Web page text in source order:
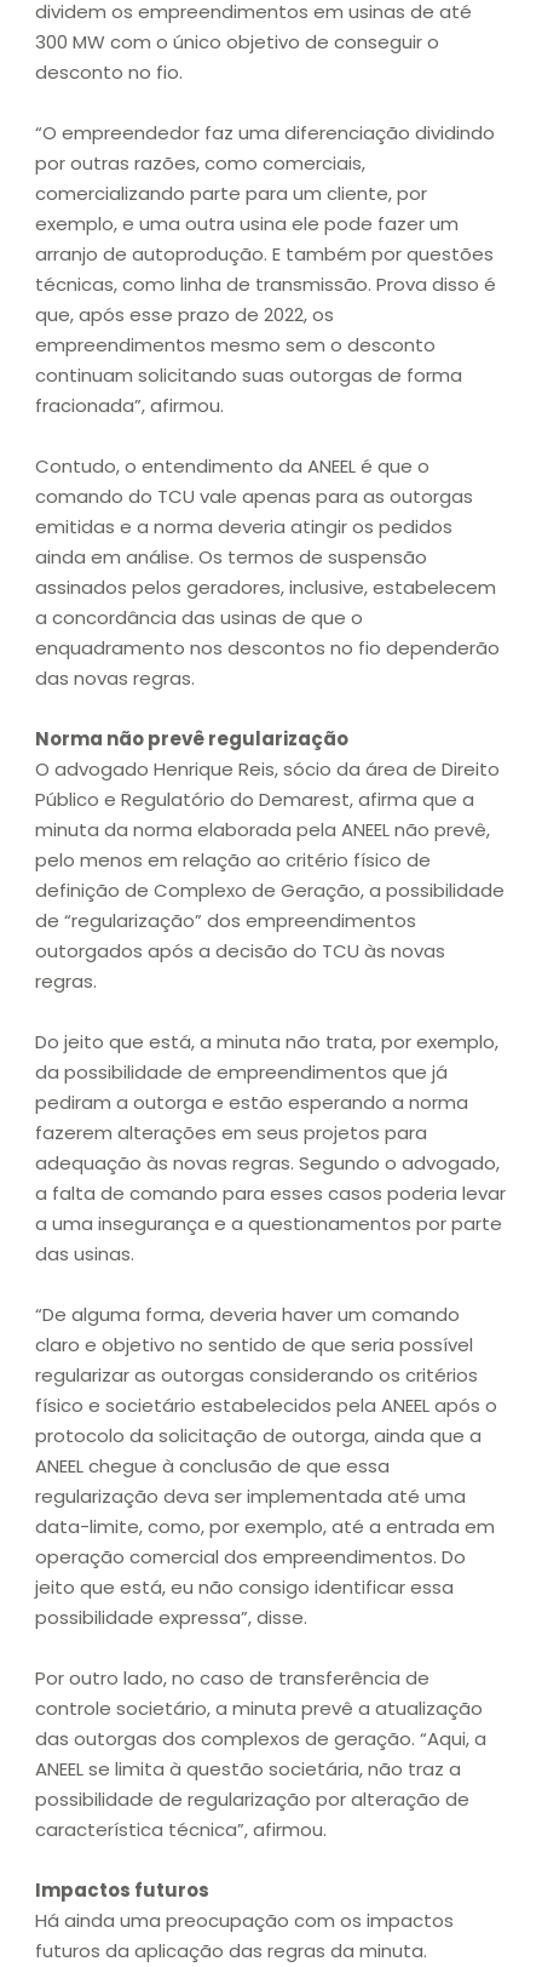
dividem os empreendimentos em usinas de até
300 MW com o único objetivo de conseguir o
desconto no fio.
“O empreendedor faz uma diferenciação dividindo
por outras razões, como comerciais,
comercializando parte para um cliente, por
exemplo, e uma outra usina ele pode fazer um
arranjo de autoprodução. E também por questões
técnicas, como linha de transmissão. Prova disso é
que, após esse prazo de 2022, os
empreendimentos mesmo sem o desconto
continuam solicitando suas outorgas de forma
fracionada”, afirmou.
Contudo, o entendimento da ANEEL é que o
comando do TCU vale apenas para as outorgas
emitidas e a norma deveria atingir os pedidos
ainda em análise. Os termos de suspensão
assinados pelos geradores, inclusive, estabelecem
a concordância das usinas de que o
enquadramento nos descontos no fio dependerão
das novas regras.
Norma não prevê regularização
O advogado Henrique Reis, sócio da área de Direito
Público e Regulatório do Demarest, afirma que a
minuta da norma elaborada pela ANEEL não prevê,
pelo menos em relação ao critério físico de
definição de Complexo de Geração, a possibilidade
de “regularização” dos empreendimentos
outorgados após a decisão do TCU às novas
regras.
Do jeito que está, a minuta não trata, por exemplo,
da possibilidade de empreendimentos que já
pediram a outorga e estão esperando a norma
fazerem alterações em seus projetos para
adequação às novas regras. Segundo o advogado,
a falta de comando para esses casos poderia levar
a uma insegurança e a questionamentos por parte
das usinas.
“De alguma forma, deveria haver um comando
claro e objetivo no sentido de que seria possível
regularizar as outorgas considerando os critérios
físico e societário estabelecidos pela ANEEL após o
protocolo da solicitação de outorga, ainda que a
ANEEL chegue à conclusão de que essa
regularização deva ser implementada até uma
data-limite, como, por exemplo, até a entrada em
operação comercial dos empreendimentos. Do
jeito que está, eu não consigo identificar essa
possibilidade expressa”, disse.
Por outro lado, no caso de transferência de
controle societário, a minuta prevê a atualização
das outorgas dos complexos de geração. “Aqui, a
ANEEL se limita à questão societária, não traz a
possibilidade de regularização por alteração de
característica técnica”, afirmou.
Impactos futuros
Há ainda uma preocupação com os impactos
futuros da aplicação das regras da minuta.